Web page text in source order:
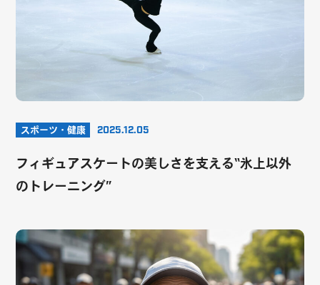
スポーツ・健康 2025.12.05
フィギュアスケートの美しさを支える“氷上以外
のトレーニング”